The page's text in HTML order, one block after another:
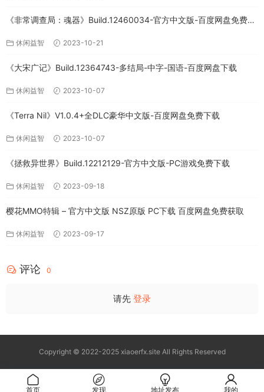
《非常调查局：魂器》Build.12460034-官方中文版-百度网盘免费下
休闲益智 2023-10-21
《大宋广记》Build.12364743-多结局-中字-国语-百度网盘下载
休闲益智 2023-10-07
《Terra Nil》V1.0.4+全DLC豪华中文版-百度网盘免费下载
休闲益智 2023-10-07
《拯救异世界》Build.12212129-官方中文版-PC游戏免费下载
休闲益智 2023-09-18
樱花MMO特辑 – 官方中文版 NSZ原版 PC下载 百度网盘免费获取
休闲益智 2023-09-17
评论 0
请先 登录
Copyright © 2022-2025 xiaoerfx.site All Rights Reserved
首页 发现 地址发布 我的